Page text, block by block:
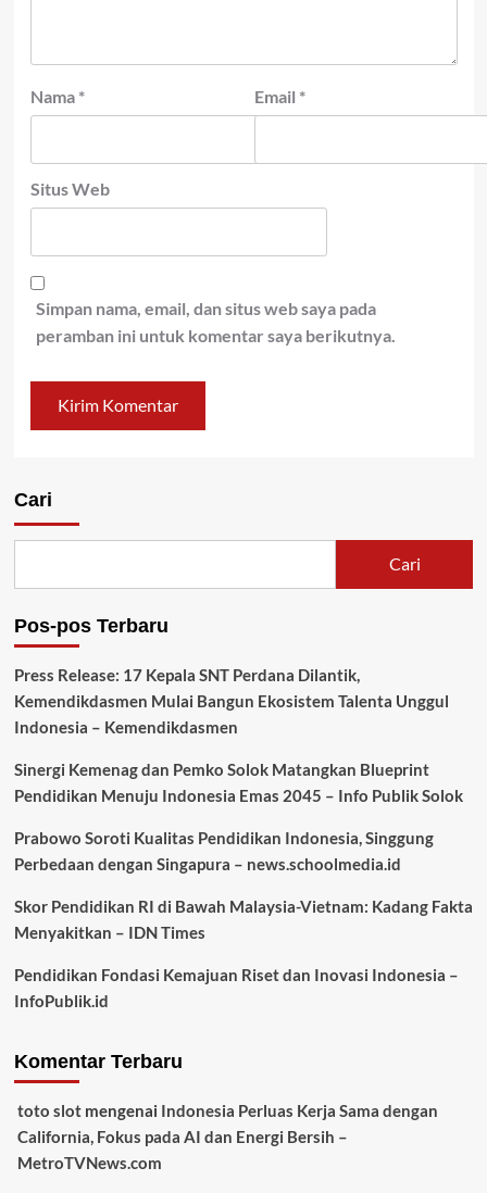
Nama * Email *
Situs Web
Simpan nama, email, dan situs web saya pada
peramban ini untuk komentar saya berikutnya.
Cari
Cari
Pos-pos Terbaru
Press Release: 17 Kepala SNT Perdana Dilantik,
Kemendikdasmen Mulai Bangun Ekosistem Talenta Unggul
Indonesia – Kemendikdasmen
Sinergi Kemenag dan Pemko Solok Matangkan Blueprint
Pendidikan Menuju Indonesia Emas 2045 – Info Publik Solok
Prabowo Soroti Kualitas Pendidikan Indonesia, Singgung
Perbedaan dengan Singapura – news.schoolmedia.id
Skor Pendidikan RI di Bawah Malaysia-Vietnam: Kadang Fakta
Menyakitkan – IDN Times
Pendidikan Fondasi Kemajuan Riset dan Inovasi Indonesia –
InfoPublik.id
Komentar Terbaru
toto slotmengenai Indonesia Perluas Kerja Sama dengan
California, Fokus pada AI dan Energi Bersih –
MetroTVNews.com